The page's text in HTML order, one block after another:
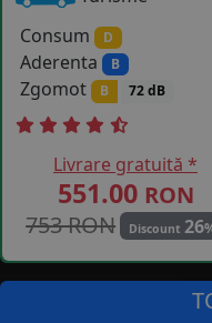
Consum
D
Aderenta B
Zgomot B 72 dB
Livrare gratuită *
551.00 RON
753 RON
Discount 26